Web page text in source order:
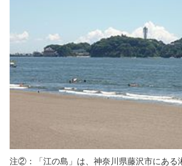
注②：「江の島」は、神奈川県藤沢市にある